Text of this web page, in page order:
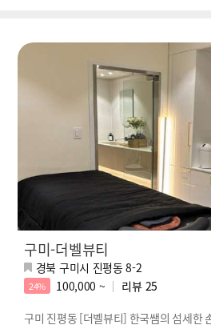
구미-더벨뷰티
경북 구미시 진평동 8-2
24% 100,000 ~ 리뷰 25
구미 진평동 [더벨뷰티] 한국쌤의 섬세한